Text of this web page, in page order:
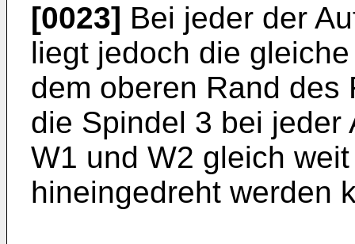
[0023] Bei jeder der
liegt jedoch die
dem oberen Rand
die Spindel 3 bei jeder
W1 und W2 gleich
hineingedreht werden